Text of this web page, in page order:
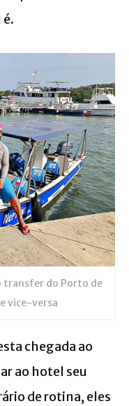
transfer do Porto de
vice-versa
chegada ao
ao hotel seu
de rotina, eles